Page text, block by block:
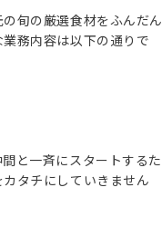
旬の厳選食材をふんだん
務内容は以下の通りで
と一斉にスタートするた
タチにしていきません